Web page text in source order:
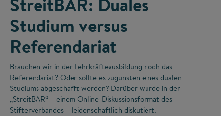
StreitBAR: Duales
Studium versus
Referendariat
Brauchen wir in der Lehrkräfteausbildung noch das
Referendariat? Oder sollte es zugunsten eines dualen
Studiums abgeschafft werden? Darüber wurde in der
„StreitBAR“ – einem Online-Diskussionsformat des
Stifterverbandes – leidenschaftlich diskutiert.